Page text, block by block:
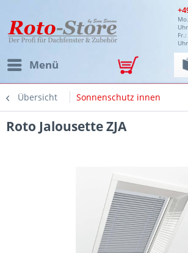
Uhr
Fr.:
Uhr
Menü
Übersicht Sonnenschutz innen
Roto Jalousette ZJA